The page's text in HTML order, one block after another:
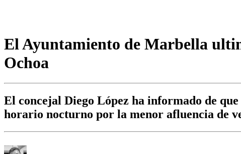
El Ayuntamiento de Marbella
Ochoa
El concejal Diego López ha informado de
horario nocturno por la menor afluencia de